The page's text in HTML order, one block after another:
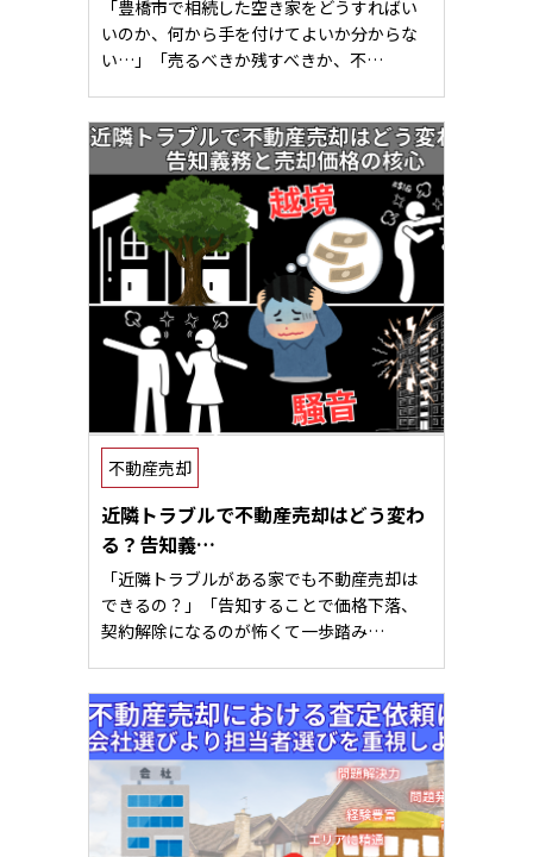
「豊橋市で相続した空き家をどうすればい
いのか、何から手を付けてよいか分からな
い…」「売るべきか残すべきか、不…
不動産売却
近隣トラブルで不動産売却はどう変わ
る？告知義…
「近隣トラブルがある家でも不動産売却は
できるの？」「告知することで価格下落、
契約解除になるのが怖くて一歩踏み…